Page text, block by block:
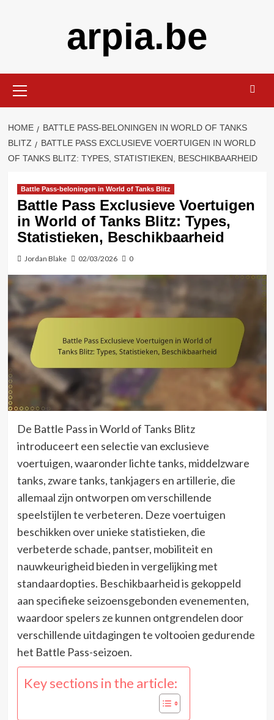
arpia.be
Menu
HOME
BATTLE PASS-BELONINGEN IN WORLD OF TANKS
BLITZ
BATTLE PASS EXCLUSIEVE VOERTUIGEN IN WORLD
OF TANKS BLITZ: TYPES, STATISTIEKEN, BESCHIKBAARHEID
Battle Pass-beloningen in World of Tanks Blitz
Battle Pass Exclusieve Voertuigen
in World of Tanks Blitz: Types,
Statistieken, Beschikbaarheid
Jordan Blake 02/03/2026 0
De Battle Pass in World of Tanks Blitz
introduceert een selectie van exclusieve
voertuigen, waaronder lichte tanks, middelzware
tanks, zware tanks, tankjagers en artillerie, die
allemaal zijn ontworpen om verschillende
speelstijlen te verbeteren. Deze voertuigen
beschikken over unieke statistieken, die
verbeterde schade, pantser, mobiliteit en
nauwkeurigheid bieden in vergelijking met
standaardopties. Beschikbaarheid is gekoppeld
aan specifieke seizoensgebonden evenementen,
waardoor spelers ze kunnen ontgrendelen door
verschillende uitdagingen te voltooien gedurende
het Battle Pass-seizoen.
Key sections in the article: